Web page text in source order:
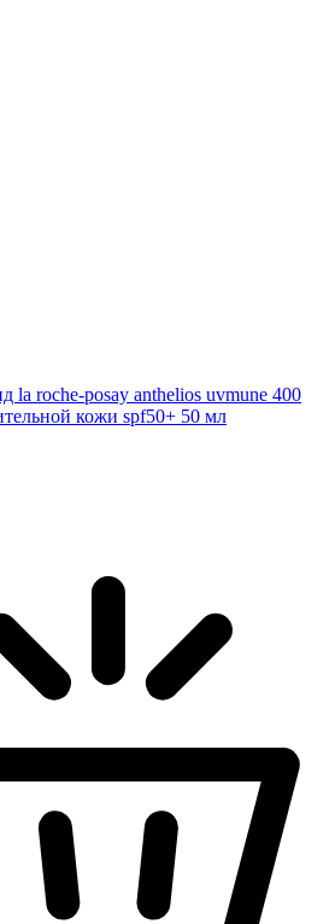
roche-posay anthelios uvmune 400
кожи spf50+ 50 мл